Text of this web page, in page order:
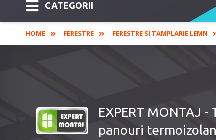
CATEGORII
HOME FERESTRE FERESTRE SI TAMPLARIE LEMN
EXPERT MONTAJ
panouri